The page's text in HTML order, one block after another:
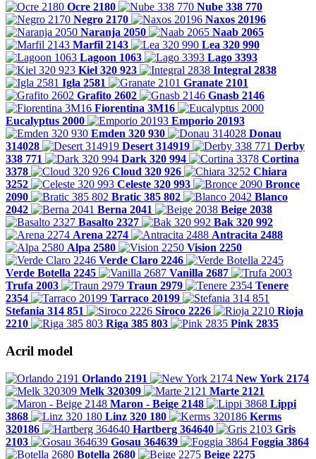
Ocre 2180
Nube 338 770
Negro 2170
Naxos 20196
Naranja 2050
Naab 2065
Marfil 2143
Lea 320 990
Lagoon 1063
Lago 3393
Kiel 320 923
Integral 2838
Igla 2581
Granate 2101
Grafito 2602
Gnasb 2146
Fiorentina 3M16
Eucalyptus 2000
Emporio 20193
Emden 320 930
Donau
314028
Desert 314919
Derby
338 771
Dark 320 994
Cortina
3378
Cloud 320 926
Chiara
3252
Celeste 320 993
Bronce
2090
Bratic 385 802
Blanco
2042
Berna 2041
Beige 2038
Basalto 2327
Bak 320 992
Arena 2274
Antracita 2488
Alpa 2580
Vision 2250
Verde Claro 2246
Verde Botella 2245
Vanilla 2687
Trufa 2003
Traun 2979
Tenere
2354
Tarraco 20199
Stefania 314 851
Siroco 2226
Rioja
2210
Riga 385 803 Pink 2835
Acril model
Orlando 2191
New York 2174
Melk 320309
Marte 2121
Maron - Beige 2148
Lippi
3868
Linz 320 180
Kerms
320186
Hartberg 364640
Gris
2103
Gosau 364639
Foggia 3864
Botella 2680
Beige 2275